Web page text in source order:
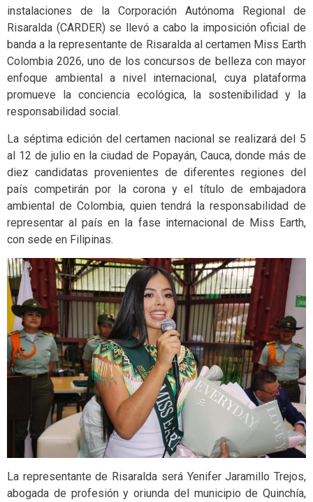
instalaciones de la Corporación Autónoma Regional de
Risaralda (CARDER) se llevó a cabo la imposición oficial de
banda a la representante de Risaralda al certamen Miss Earth
Colombia 2026, uno de los concursos de belleza con mayor
enfoque ambiental a nivel internacional, cuya plataforma
promueve la conciencia ecológica, la sostenibilidad y la
responsabilidad social.
La séptima edición del certamen nacional se realizará del 5
al 12 de julio en la ciudad de Popayán, Cauca, donde más de
diez candidatas provenientes de diferentes regiones del
país competirán por la corona y el título de embajadora
ambiental de Colombia, quien tendrá la responsabilidad de
representar al país en la fase internacional de Miss Earth,
con sede en Filipinas.
La representante de Risaralda será Yenifer Jaramillo Trejos,
abogada de profesión y oriunda del municipio de Quinchía,